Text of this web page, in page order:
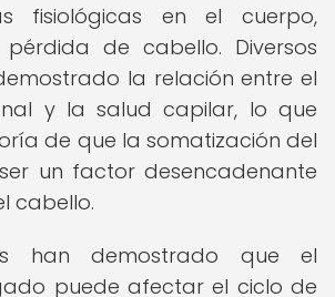
fisiológicas en el cuerpo,
de cabello. Diversos
la relación entre el
y la salud capilar, lo que
de que la somatización del
un factor desencadenante
cabello.
han demostrado que el
puede afectar el ciclo de